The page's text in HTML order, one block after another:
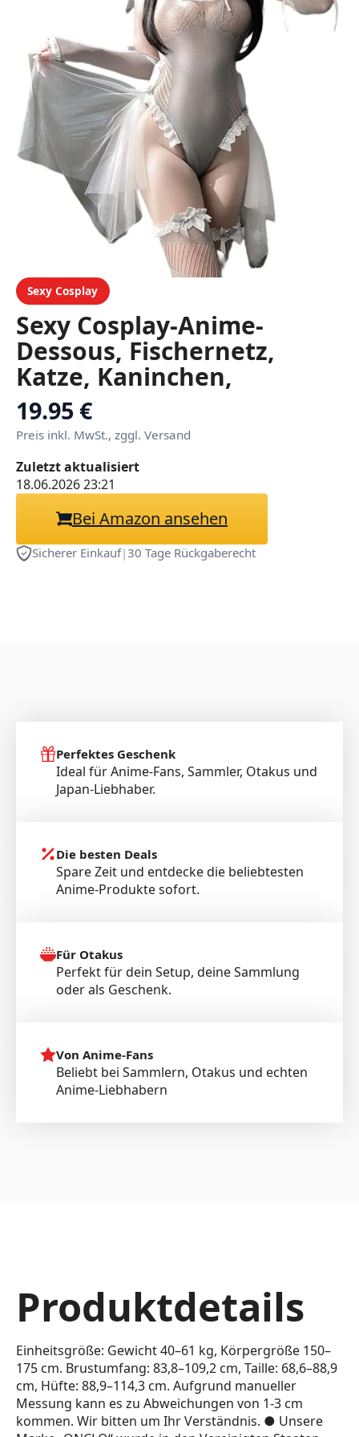
Sexy Cosplay
Sexy Cosplay-Anime-
Dessous, Fischernetz,
Katze, Kaninchen,
Mädchen, Dienstmädchen-
Overall
19.95 €
Preis inkl. MwSt., zggl. Versand
Zuletzt aktualisiert
18.06.2026 23:21
Bei Amazon ansehen
Sicherer Einkauf|30 Tage Rückgaberecht
Perfektes Geschenk
Ideal für Anime-Fans, Sammler, Otakus und
Japan-Liebhaber.
Die besten Deals
Spare Zeit und entdecke die beliebtesten
Anime-Produkte sofort.
Für Otakus
Perfekt für dein Setup, deine Sammlung
oder als Geschenk.
Von Anime-Fans
Beliebt bei Sammlern, Otakus und echten
Anime-Liebhabern
Produktdetails
Einheitsgröße: Gewicht 40–61 kg, Körpergröße 150–
175 cm. Brustumfang: 83,8–109,2 cm, Taille: 68,6–88,9
cm, Hüfte: 88,9–114,3 cm. Aufgrund manueller
Messung kann es zu Abweichungen von 1-3 cm
kommen. Wir bitten um Ihr Verständnis. ● Unsere